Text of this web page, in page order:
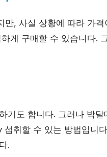
만, 사실 상황에 따라 가
게 구매할 수 있습니다.
기도 합니다. 그러나 박달
취할 수 있는 방법입니
.